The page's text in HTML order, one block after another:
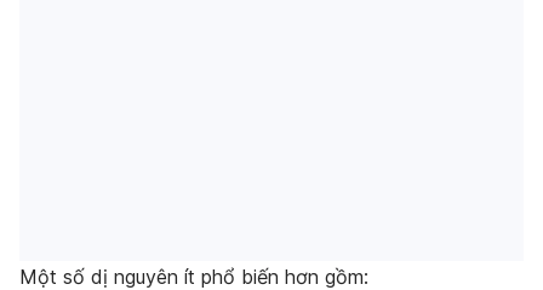
Một số dị nguyên ít phổ biến hơn gồm: